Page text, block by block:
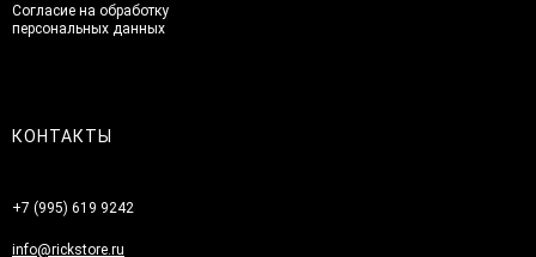
Согласие на обработку
персональных данных
КОНТАКТЫ
+7 (995) 619 9242
info@rickstore.ru